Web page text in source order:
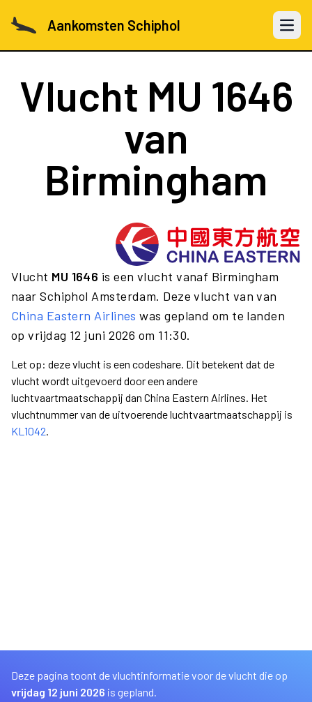
Aankomsten Schiphol Open
Vlucht MU 1646
van
Birmingham
Vlucht MU 1646 is een vlucht vanaf Birmingham
naar Schiphol Amsterdam. Deze vlucht van van
China Eastern Airlines was gepland om te landen
op vrijdag 12 juni 2026 om 11:30.
Let op: deze vlucht is een codeshare. Dit betekent dat de
vlucht wordt uitgevoerd door een andere
luchtvaartmaatschappij dan China Eastern Airlines. Het
vluchtnummer van de uitvoerende luchtvaartmaatschappij is
KL1042.
Deze pagina toont de vluchtinformatie voor de vlucht die op
vrijdag 12 juni 2026 is gepland.